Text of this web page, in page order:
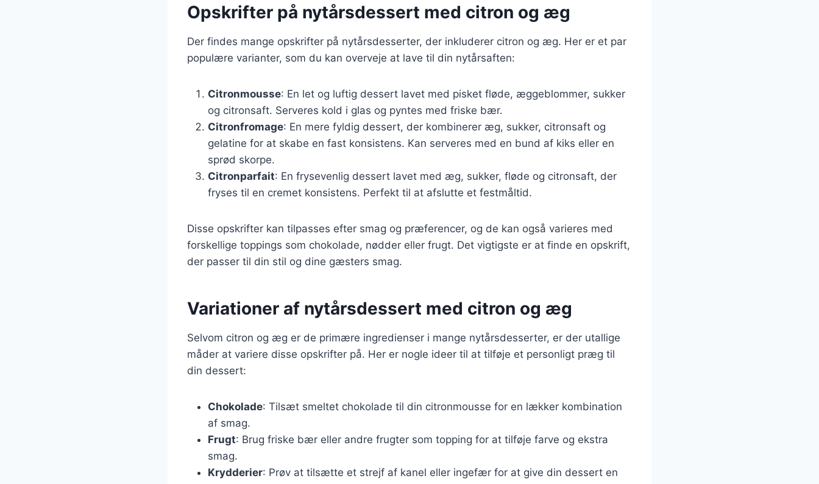
Opskrifter på nytårsdessert med citron og æg
Der findes mange opskrifter på nytårsdesserter, der inkluderer citron og æg. Her er et par
populære varianter, som du kan overveje at lave til din nytårsaften:
Citronmousse: En let og luftig dessert lavet med pisket fløde, æggeblommer, sukker
og citronsaft. Serveres kold i glas og pyntes med friske bær.
Citronfromage: En mere fyldig dessert, der kombinerer æg, sukker, citronsaft og
gelatine for at skabe en fast konsistens. Kan serveres med en bund af kiks eller en
sprød skorpe.
Citronparfait: En frysevenlig dessert lavet med æg, sukker, fløde og citronsaft, der
fryses til en cremet konsistens. Perfekt til at afslutte et festmåltid.
Disse opskrifter kan tilpasses efter smag og præferencer, og de kan også varieres med
forskellige toppings som chokolade, nødder eller frugt. Det vigtigste er at finde en opskrift,
der passer til din stil og dine gæsters smag.
Variationer af nytårsdessert med citron og æg
Selvom citron og æg er de primære ingredienser i mange nytårsdesserter, er der utallige
måder at variere disse opskrifter på. Her er nogle ideer til at tilføje et personligt præg til
din dessert:
Chokolade: Tilsæt smeltet chokolade til din citronmousse for en lækker kombination
af smag.
Frugt: Brug friske bær eller andre frugter som topping for at tilføje farve og ekstra
smag.
Krydderier: Prøv at tilsætte et strejf af kanel eller ingefær for at give din dessert en